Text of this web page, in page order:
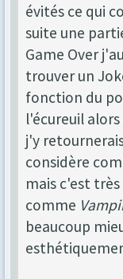
évités ce qui
suite une
Game Over
trouver un
fonction du
l'écureuil alors
j'y
considère
mais c'est
comme
beaucoup